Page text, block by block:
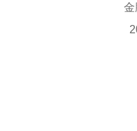
金鹏期
2025年